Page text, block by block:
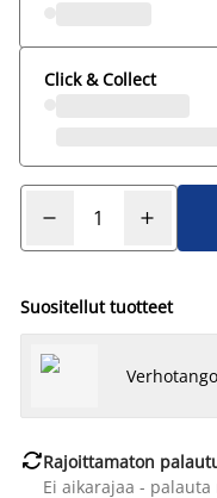
Click & Collect
Suositellut tuotteet
Rajoittamaton
Ei aikarajaa - palauta